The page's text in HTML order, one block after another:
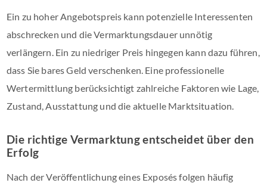
Ein zu hoher Angebotspreis kann potenzielle Interessenten
abschrecken und die Vermarktungsdauer unnötig
verlängern. Ein zu niedriger Preis hingegen kann dazu führen,
dass Sie bares Geld verschenken. Eine professionelle
Wertermittlung berücksichtigt zahlreiche Faktoren wie Lage,
Zustand, Ausstattung und die aktuelle Marktsituation.
Die richtige Vermarktung entscheidet über den
Erfolg
Nach der Veröffentlichung eines Exposés folgen häufig